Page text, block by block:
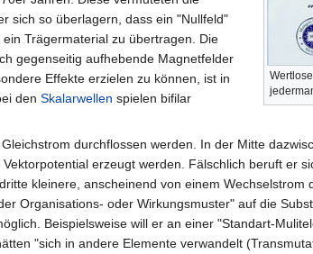
sich so überlagern, dass ein "Nullfeld"
Trägermaterial zu übertragen. Die
gegenseitig aufhebende Magnetfelder
Effekte erzielen zu können, ist in
den Skalarwellen spielen bifilar
durchflossen werden. In der Mitte
erzeugt werden. Fälschlich beruft er
kleinere, anscheinend von einem Wechselstrom
Organisations- oder Wirkungsmuster" auf die
Beispielsweise will er an einer "Standart-
"sich in andere Elemente verwandelt